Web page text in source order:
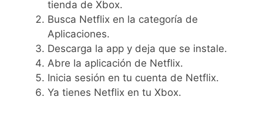
tienda de Xbox.
Busca Netflix en la categoría de
Aplicaciones.
Descarga la app y deja que se instale.
Abre la aplicación de Netflix.
Inicia sesión en tu cuenta de Netflix.
Ya tienes Netflix en tu Xbox.